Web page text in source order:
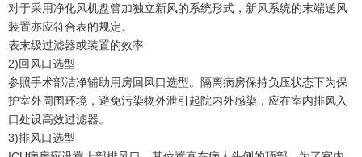
对于采用净化风机盘管加独立新风的系统形式，新风系统的末端送风
装置亦应符合表的规定。
表末级过滤器或装置的效率
2)回风口选型
参照手术部洁净辅助用房回风口选型。隔离病房保持负压状态下为保
护室外周围环境，避免污染物外泄引起院内外感染，应在室内排风入
口处设高效过滤器。
3)排风口选型